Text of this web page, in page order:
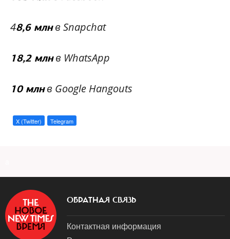
48,6 млнв Snapchat
18,2 млнв WhatsApp
10 млнв Google Hangouts
X (Twitter) Telegram
ОБРАТНАЯ СВЯЗЬ
Контактная информация